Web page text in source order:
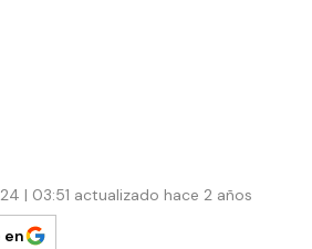
| 03:51 actualizado hace 2 años
en